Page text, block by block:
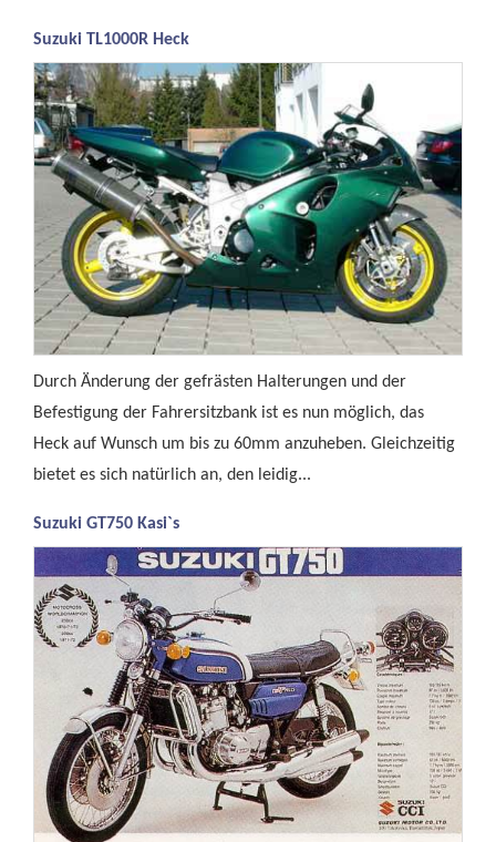
Suzuki TL1000R Heck
Durch Änderung der gefrästen Halterungen und der
Befestigung der Fahrersitzbank ist es nun möglich, das
Heck auf Wunsch um bis zu 60mm anzuheben. Gleichzeitig
bietet es sich natürlich an, den leidig...
Suzuki GT750 Kasi`s